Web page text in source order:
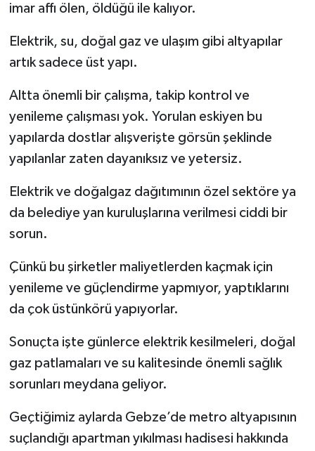
imar affı ölen, öldüğü ile kalıyor.
Elektrik, su, doğal gaz ve ulaşım gibi altyapılar
artık sadece üst yapı.
Altta önemli bir çalışma, takip kontrol ve
yenileme çalışması yok. Yorulan eskiyen bu
yapılarda dostlar alışverişte görsün şeklinde
yapılanlar zaten dayanıksız ve yetersiz.
Elektrik ve doğalgaz dağıtımının özel sektöre ya
da belediye yan kuruluşlarına verilmesi ciddi bir
sorun.
Çünkü bu şirketler maliyetlerden kaçmak için
yenileme ve güçlendirme yapmıyor, yaptıklarını
da çok üstünkörü yapıyorlar.
Sonuçta işte günlerce elektrik kesilmeleri, doğal
gaz patlamaları ve su kalitesinde önemli sağlık
sorunları meydana geliyor.
Geçtiğimiz aylarda Gebze’de metro altyapısının
suçlandığı apartman yıkılması hadisesi hakkında